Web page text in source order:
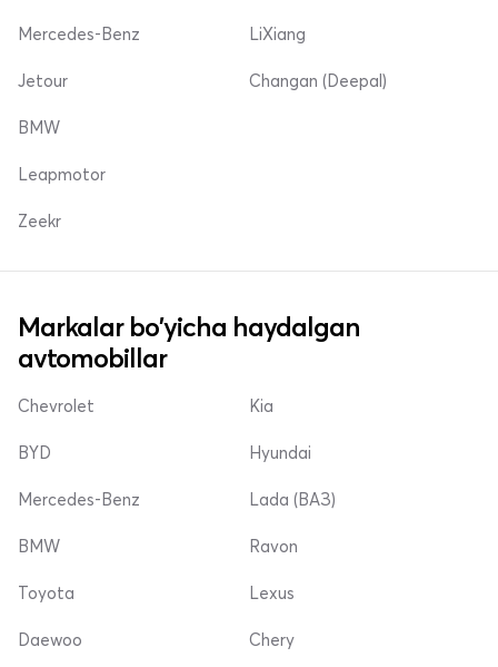
Mercedes-Benz
Jetour
LiXiang
Changan (Deepal)
BMW
Leapmotor
Zeekr
Markalar bo'yicha haydalgan
avtomobillar
Chevrolet
BYD
Mercedes-Benz
Kia
Hyundai
Lada (ВАЗ)
BMW
Toyota
Daewoo
Ravon
Lexus
Chery